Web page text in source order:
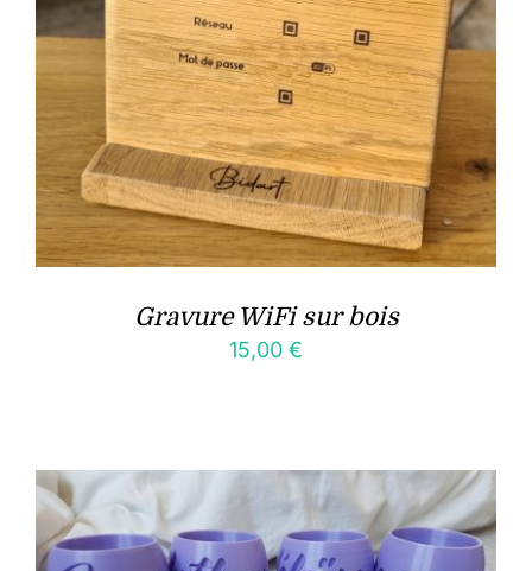
Gravure WiFi sur bois
15,00 €